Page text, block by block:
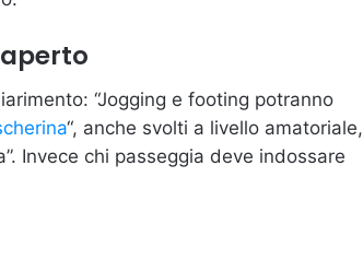
“Jogging e footing potranno
“, anche svolti a livello amatoriale,
Invece chi passeggia deve indossare